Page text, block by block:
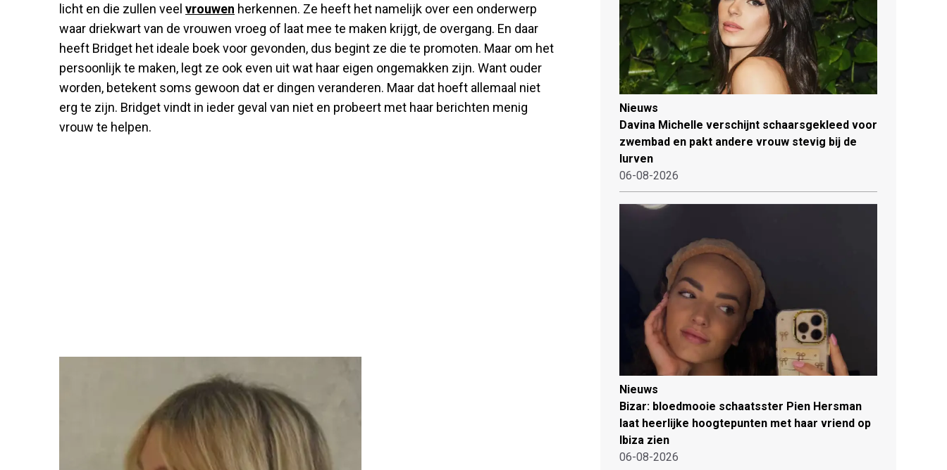
licht en die zullen veel vrouwen herkennen. Ze heeft het namelijk over een onderwerp
waar driekwart van de vrouwen vroeg of laat mee te maken krijgt, de overgang. En daar
heeft Bridget het ideale boek voor gevonden, dus begint ze die te promoten. Maar om het
persoonlijk te maken, legt ze ook even uit wat haar eigen ongemakken zijn. Want ouder
worden, betekent soms gewoon dat er dingen veranderen. Maar dat hoeft allemaal niet
erg te zijn. Bridget vindt in ieder geval van niet en probeert met haar berichten menig
vrouw te helpen.
Nieuws
Davina Michelle verschijnt schaarsgekleed voor
zwembad en pakt andere vrouw stevig bij de
lurven
06-08-2026
Nieuws
Bizar: bloedmooie schaatsster Pien Hersman
laat heerlijke hoogtepunten met haar vriend op
Ibiza zien
06-08-2026